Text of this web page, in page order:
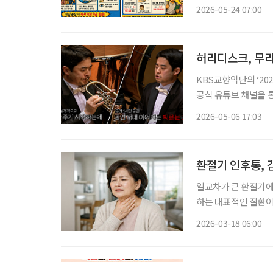
2026-05-24 07:00
허리디스크, 무
KBS교향악단의
공식 유튜브 채널을
2026-05-06 17:03
환절기 인후통,
일교차가 큰 환절기
하는 대표적인 질환
2026-03-18 06:00